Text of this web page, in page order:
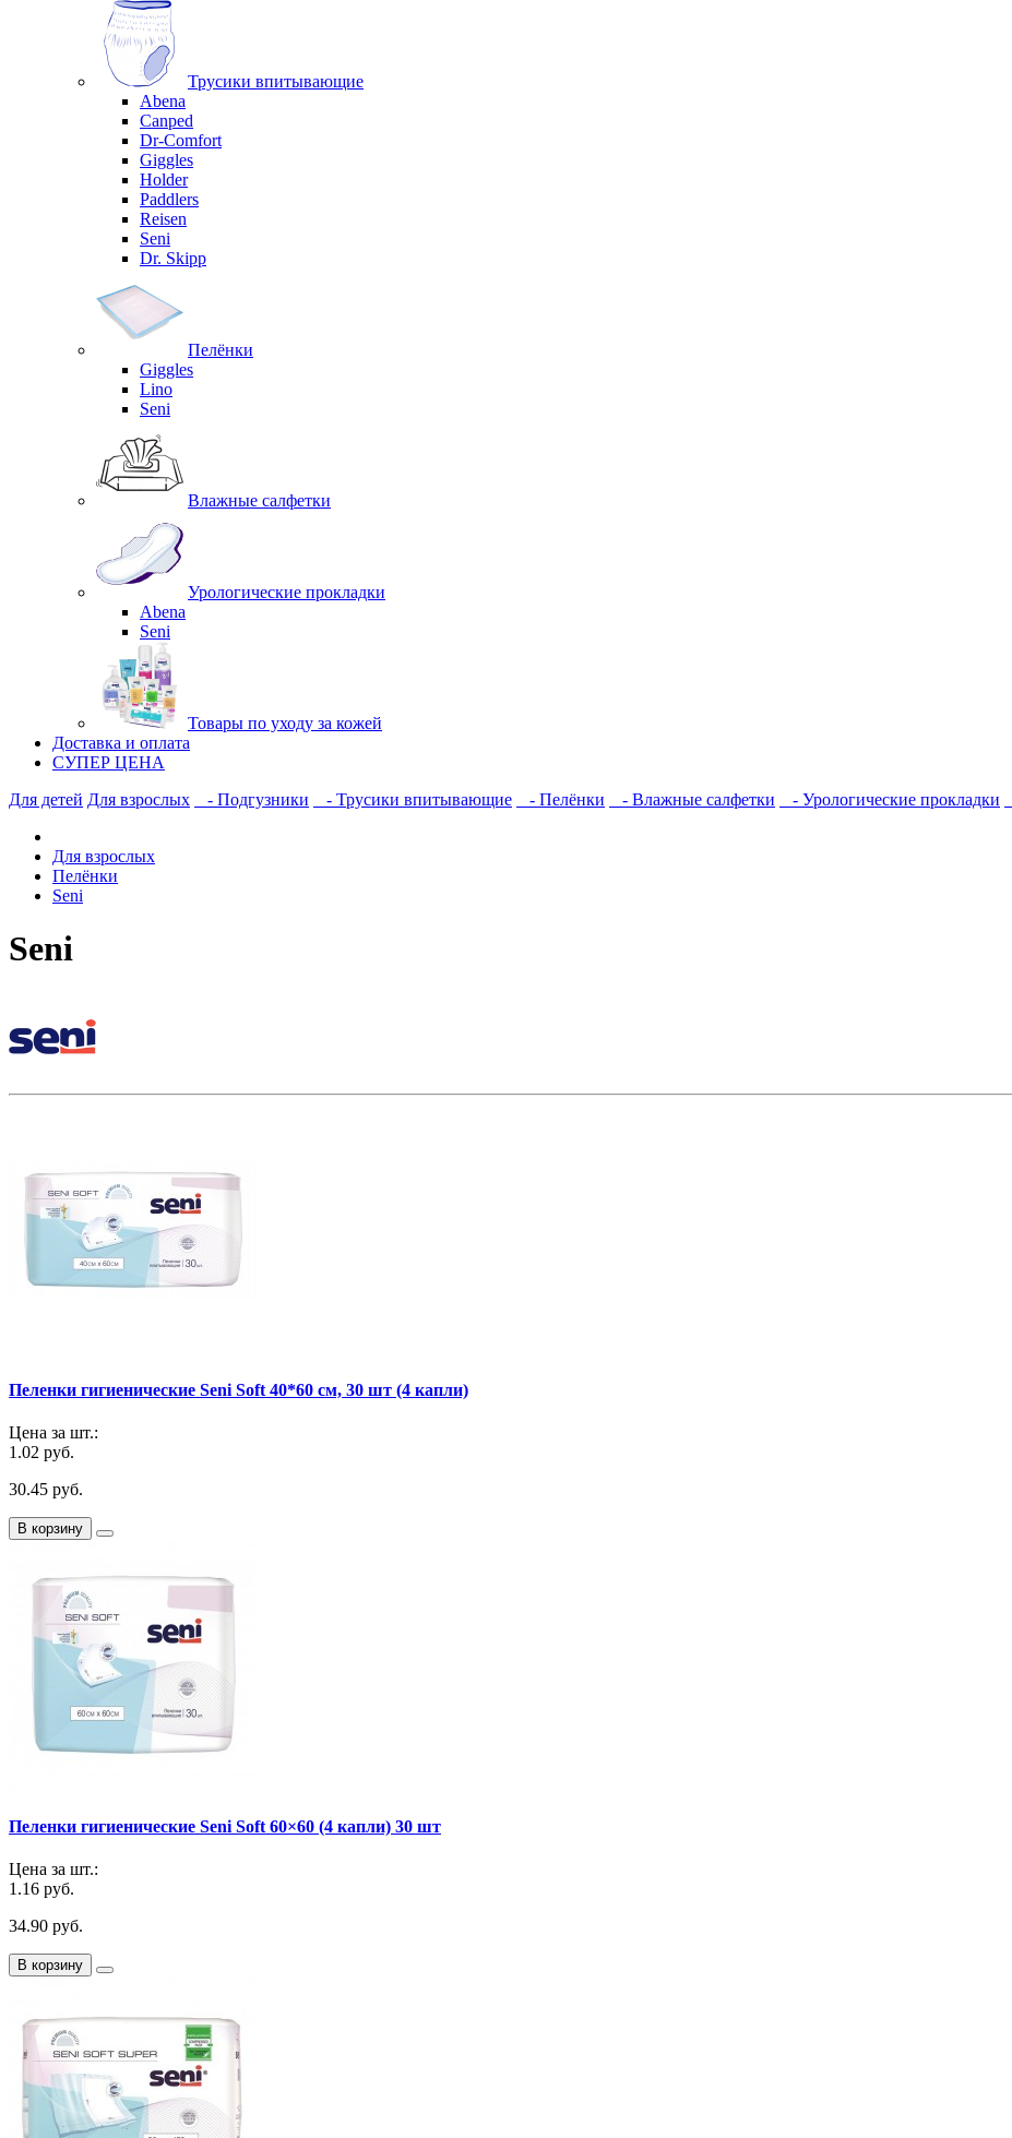
Трусики впитывающие
Abena
Canped
Dr-Comfort
Giggles
Holder
Paddlers
Reisen
Seni
Dr. Skipp
Пелёнки
Giggles
Lino
Seni
Влажные салфетки
Урологические прокладки
Abena
Seni
Товары по уходу за кожей
Доставка и оплата
СУПЕР ЦЕНА
Для детей Для взрослых - Подгузники - Трусики впитывающие - Пелёнки - Влажные салфетки - Урологические прокладки
Для взрослых
Пелёнки
Seni
Seni
Пеленки гигиенические Seni Soft 40*60 см, 30 шт (4 капли)
Цена за шт.:
1.02 руб.
30.45 руб.
В корзину
Пеленки гигиенические Seni Soft 60×60 (4 капли) 30 шт
Цена за шт.:
1.16 руб.
34.90 руб.
В корзину